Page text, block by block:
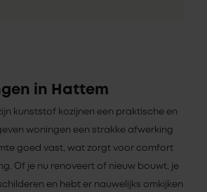
in Hattem
kunststof kozijnen een praktische en
woningen een strakke afwerking
goed vast, wat zorgt voor comfort
Of je nu renoveert of nieuw bouwt, je
en hebt er nauwelijks omkijken